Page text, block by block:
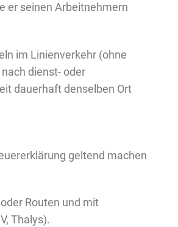
er seinen Arbeitnehmern
im Linienverkehr (ohne
dienst- oder
dauerhaft denselben Ort
geltend machen
Routen und mit
Thalys).